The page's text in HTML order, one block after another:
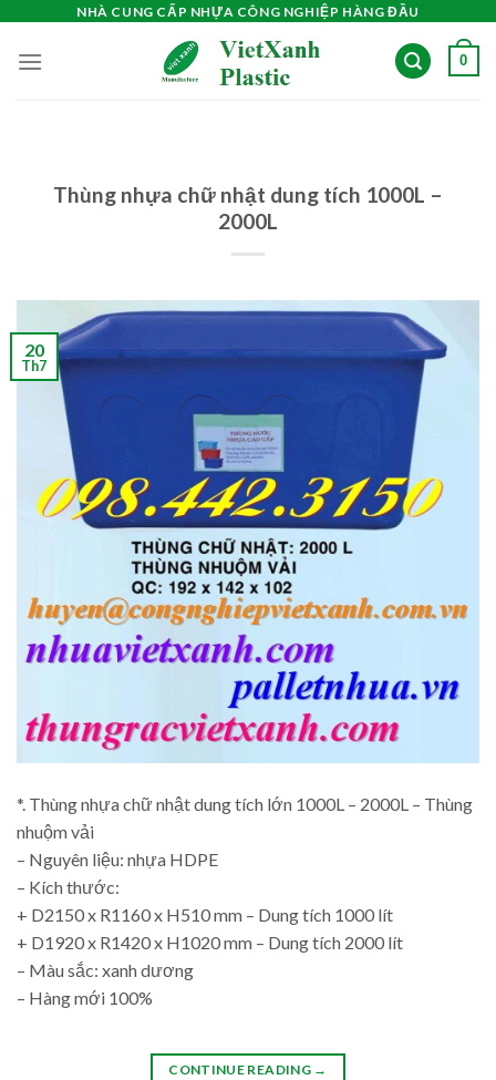
content
NHÀ CUNG CẤP NHỰA CÔNG NGHIỆP HÀNG ĐẦU
0
Thùng nhựa chữ nhật dung tích 1000L –
2000L
20
Th7
*. Thùng nhựa chữ nhật dung tích lớn 1000L – 2000L – Thùng
nhuộm vải
– Nguyên liệu: nhựa HDPE
– Kích thước:
+ D2150 x R1160 x H510 mm – Dung tích 1000 lít
+ D1920 x R1420 x H1020 mm – Dung tích 2000 lít
– Màu sắc: xanh dương
– Hàng mới 100%
CONTINUE READING →